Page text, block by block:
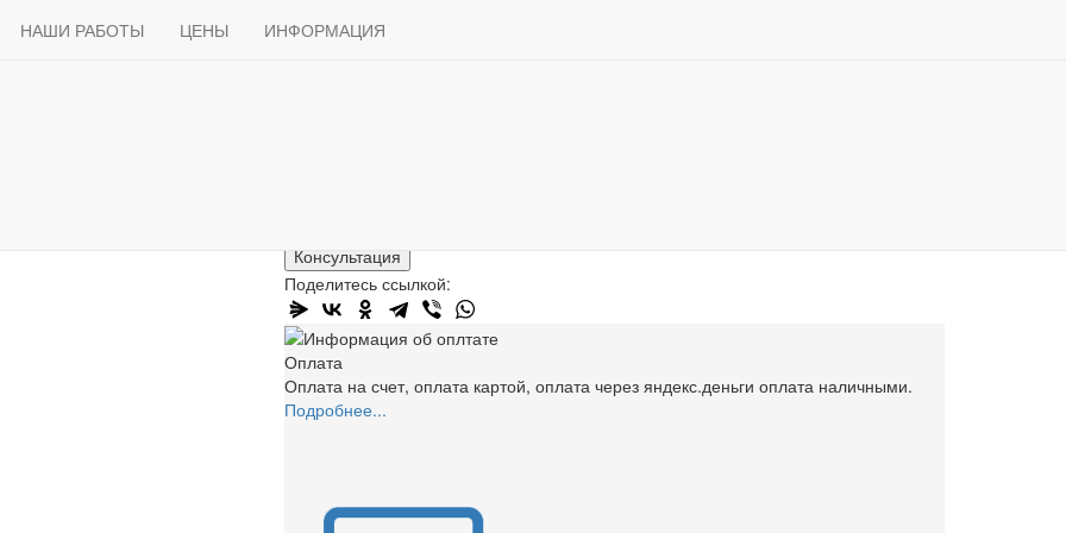
Доставка Способы оплаты Статьи Контакты
НАШИ РАБОТЫ ЦЕНЫ ИНФОРМАЦИЯ
АВТОСТЕКЛО ДЛЯ ЛЕГКОВЫХ АВТО Боковые стекла
Консультация
Поделитесь ссылкой:
Оплата
Оплата на счет, оплата картой, оплата через яндекс.деньги оплата наличными.
Подробнее...